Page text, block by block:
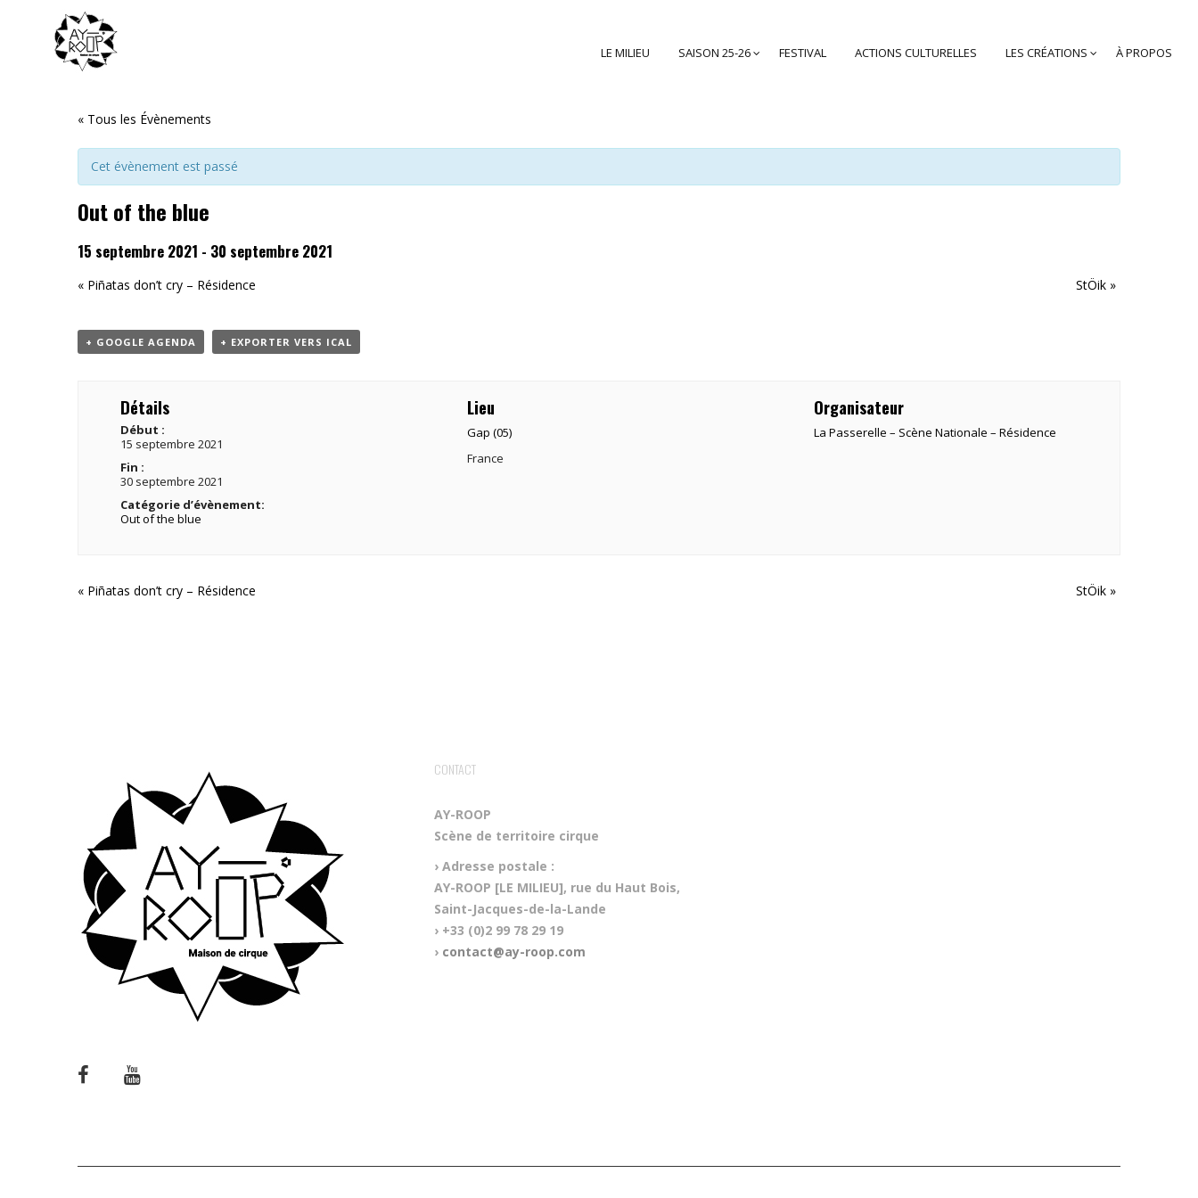
LE MILIEU SAISON 25-26 FESTIVAL ACTIONS CULTURELLES LES CRÉATIONS À PROPOS
« Tous les Évènements
Cet évènement est passé
Out of the blue
15 septembre 2021 - 30 septembre 2021
« Piñatas don’t cry – Résidence StÖik »
+ GOOGLE AGENDA + EXPORTER VERS ICAL
Détails
Début :
15 septembre 2021
Fin :
30 septembre 2021
Catégorie d’évènement:
Out of the blue
Lieu
Gap (05)
France
Organisateur
La Passerelle – Scène Nationale – Résidence
« Piñatas don’t cry – Résidence StÖik »
CONTACT
AY-ROOP
Scène de territoire cirque
› Adresse postale :
AY-ROOP [LE MILIEU], rue du Haut Bois,
Saint-Jacques-de-la-Lande
› +33 (0)2 99 78 29 19
› contact@ay-roop.com